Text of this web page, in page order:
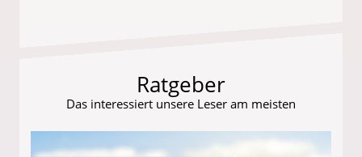
Ratgeber
Das interessiert unsere Leser am meisten